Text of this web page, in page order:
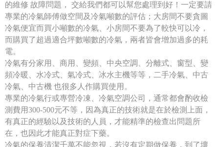
的維修 故障問題， 交給我們都可以幫您處理到好！一定要請
專業的冷氣師傅做空間及冷氣噸數的評估；大房間不要貪圖
冷氣便宜而買小噸數的冷氣、小房間不要為了較快可以冷，
而購買了超過適合坪數噸數的冷氣，兩者皆會增加過多的耗
電。
冷氣有分家用、商用、變頻、中央空調、分離式、窗型、變
頻冷暖、水冷式、氣冷式、冰水主機等等，二手冷氣、中古
冷氣、中古機 也很多人作購買使用。
專業的冷氣行或專營冷凍、冷氣空調公司，通常都會酌收檢
測費用300-500元不等，因為真正的技術就是在於檢測上面，
有真正的經驗以及技術的人員，才能精準的檢查出問題所
在，也因此才能真正對症下藥。
冷氣的保養清潔千萬不能忽視，若沒有定期做保養，到了壞